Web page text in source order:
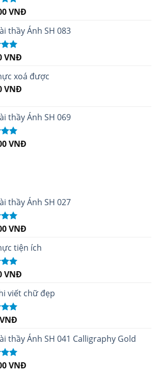
VNĐ
thầy Ánh SH 083
VNĐ
xoá được
VNĐ
thầy Ánh SH 069
VNĐ
thầy Ánh SH 027
VNĐ
tiện ích
VNĐ
viết chữ đẹp
VNĐ
thầy Ánh SH 041 Calligraphy Gold
VNĐ